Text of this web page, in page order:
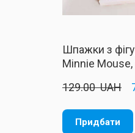
Шпажки з
Minnie
129.00  UAH
Придбати